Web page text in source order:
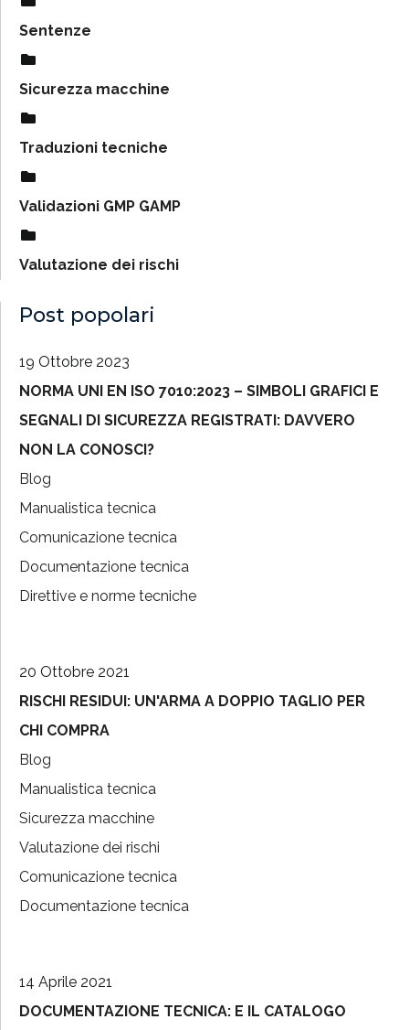
Sentenze
Sicurezza macchine
Traduzioni tecniche
Validazioni GMP GAMP
Valutazione dei rischi
Post popolari
19 Ottobre 2023
NORMA UNI EN ISO 7010:2023 – SIMBOLI GRAFICI E
SEGNALI DI SICUREZZA REGISTRATI: DAVVERO
NON LA CONOSCI?
Blog
Manualistica tecnica
Comunicazione tecnica
Documentazione tecnica
Direttive e norme tecniche
20 Ottobre 2021
RISCHI RESIDUI: UN'ARMA A DOPPIO TAGLIO PER
CHI COMPRA
Blog
Manualistica tecnica
Sicurezza macchine
Valutazione dei rischi
Comunicazione tecnica
Documentazione tecnica
14 Aprile 2021
DOCUMENTAZIONE TECNICA: E IL CATALOGO